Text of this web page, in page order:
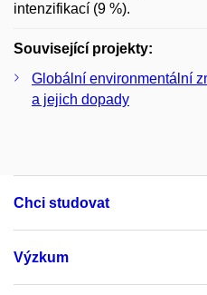
intenzifikací (9 %).
Související projekty:
Globální environmentální
a jejich dopady
Chci studovat
Výzkum